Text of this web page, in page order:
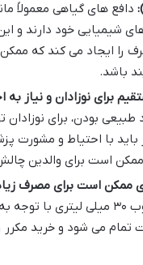
دافع های گیاهی معمولاً
شیمیایی خود دارند و این
را ایجاد می کند که
باشد.
برای نوزادان و نیاز به
طبیعی بودن، برای
باید با احتیاط و مشورت
است برای والدین چالش
ممکن است برای مصرف
تیوب ۳۰ میلی لیتری با
تمام می شود و خرید مکرر